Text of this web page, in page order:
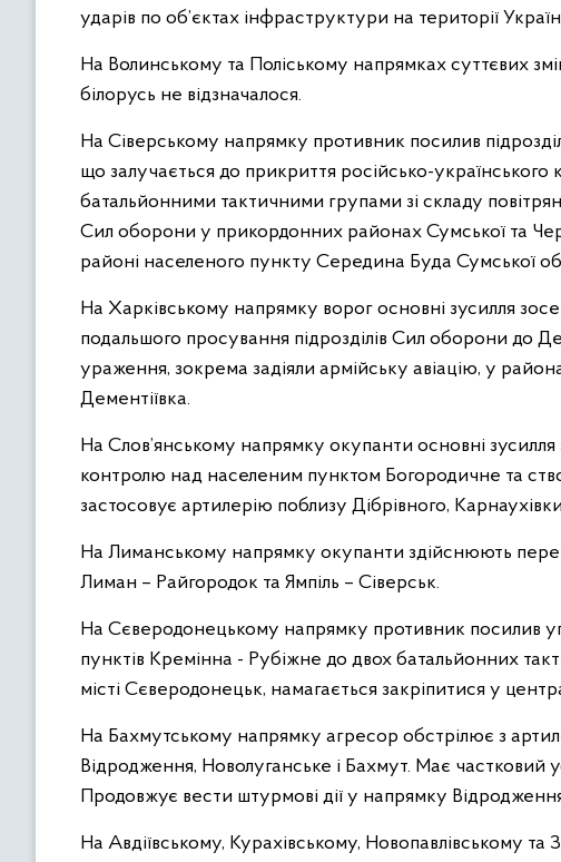
ударів по об’єктах інфраструктури на території
На Волинському та Поліському напрямках суттєвих
білорусь не відзначалося.
На Сіверському напрямку противник посилив
що залучається до прикриття російсько-
батальйонними тактичними групами зі складу
Сил оборони у прикордонних районах Сумської та
районі населеного пункту Середина Буда Сумської
На Харківському напрямку ворог основні зусилля
подальшого просування підрозділів Сил оборони до
ураження, зокрема задіяли армійську авіацію, у
Дементіївка.
На Слов’янському напрямку окупанти основні
контролю над населеним пунктом Богородичне та
застосовує артилерію поблизу Дібрівного,
На Лиманському напрямку окупанти здійснюють
Лиман – Райгородок та Ямпіль – Сіверськ.
На Сєверодонецькому напрямку противник посилив
пунктів Кремінна - Рубіжне до двох батальйонних
місті Сєверодонецьк, намагається закріпитися у
На Бахмутському напрямку агресор обстрілює з
Відродження, Новолуганське і Бахмут. Має частковий
Продовжує вести штурмові дії у напрямку
На Авдіївському, Курахівському, Новопавлівському